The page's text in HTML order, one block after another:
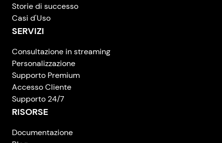
Storie di successo
Casi d'Uso
SERVIZI
Consultazione in streaming
Personalizzazione
Supporto Premium
Accesso Cliente
Supporto 24/7
RISORSE
Documentazione